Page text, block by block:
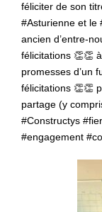
féliciter de son
#Asturienne et le
ancien d’entre-
félicitations 👏👏
promesses d’un
félicitations 👏👏
partage (y
#Constructys
#engagement